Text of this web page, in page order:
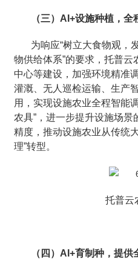
（三）AI+设施种植，全
为响应“树立大食物观，
物供给体系”的要求，托普
中心等建设，加强环境精准
灌溉、无人巡检运输、生产
用，实现设施农业全程智能
农具”，进一步提升设施场
精度，推动设施农业从传统
理”转型。
托普云
（四）AI+育制种，提供